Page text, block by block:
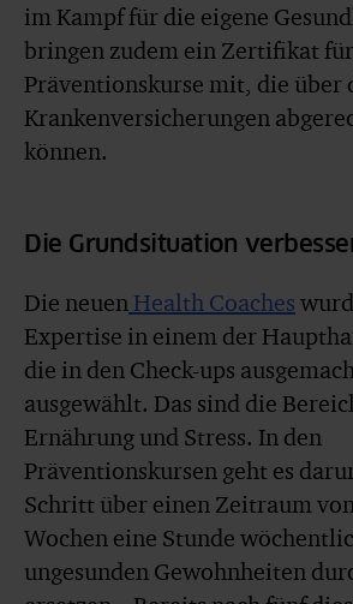
im Kampf für die eigene
bringen zudem ein Zertifikat für
Präventionskurse mit, die über
Krankenversicherungen
können.
Die Grundsituation
Die neuen Health Coaches
Expertise in einem der
die in den Check-ups
ausgewählt. Das sind die
Ernährung und Stress. In den
Präventionskursen geht es
Schritt über einen Zeitraum
Wochen eine Stunde
ungesunden Gewohnheiten